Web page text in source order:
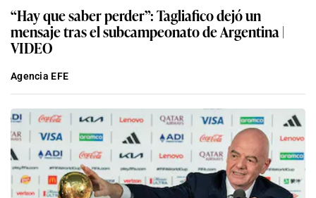
“Hay que saber perder”: Tagliafico dejó un
mensaje tras el subcampeonato de Argentina |
VIDEO
Agencia EFE